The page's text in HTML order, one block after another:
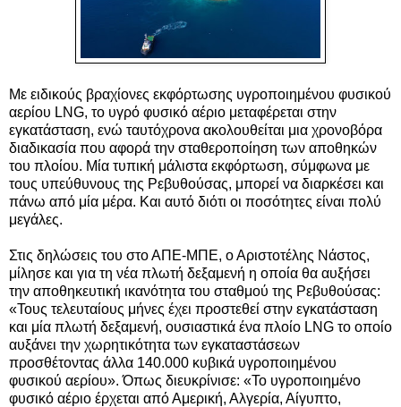
Με ειδικούς βραχίονες εκφόρτωσης υγροποιημένου φυσικού
αερίου LNG, το υγρό φυσικό αέριο μεταφέρεται στην
εγκατάσταση, ενώ ταυτόχρονα ακολουθείται μια χρονοβόρα
διαδικασία που αφορά την σταθεροποίηση των αποθηκών
του πλοίου. Μία τυπική μάλιστα εκφόρτωση, σύμφωνα με
τους υπεύθυνους της Ρεβυθούσας, μπορεί να διαρκέσει και
πάνω από μία μέρα. Και αυτό διότι οι ποσότητες είναι πολύ
μεγάλες.
Στις δηλώσεις του στο ΑΠΕ-ΜΠΕ, ο Αριστοτέλης Νάστος,
μίλησε και για τη νέα πλωτή δεξαμενή η οποία θα αυξήσει
την αποθηκευτική ικανότητα του σταθμού της Ρεβυθούσας:
«Τους τελευταίους μήνες έχει προστεθεί στην εγκατάσταση
και μία πλωτή δεξαμενή, ουσιαστικά ένα πλοίο LNG το οποίο
αυξάνει την χωρητικότητα των εγκαταστάσεων
προσθέτοντας άλλα 140.000 κυβικά υγροποιημένου
φυσικού αερίου». Όπως διευκρίνισε: «Το υγροποιημένο
φυσικό αέριο έρχεται από Αμερική, Αλγερία, Αίγυπτο,